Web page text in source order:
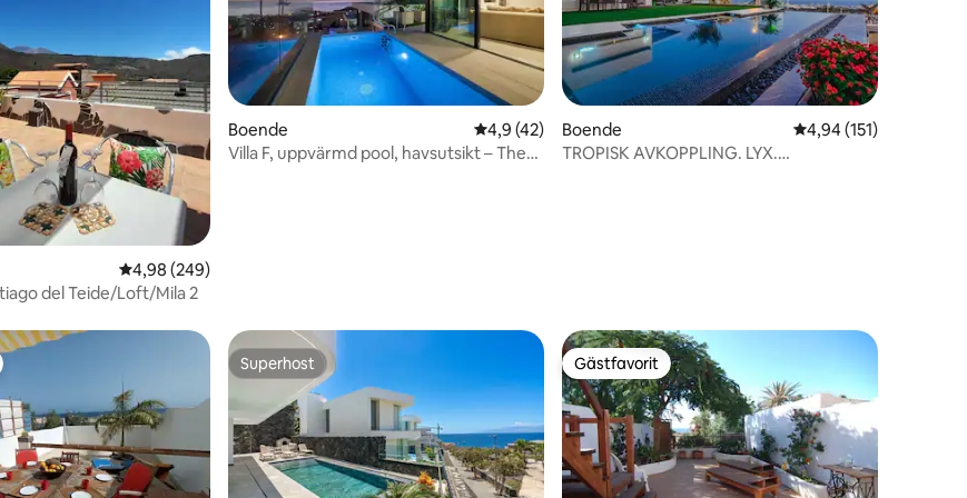
28 omdömen
4,98 av 5 i genomsnittligt betyg, 249 omdömen
4,98 (249)
del Teide/Loft/Mila 2
Boende 4,9 av 5 i genomsnittligt betyg, 42 omdömen
4,9 (42)
Villa F, uppvärmd pool, havsutsikt – The
Boende 4,94 av 5 i
4,94 (151)
TROPISK AVKOPPLING. LYX.
Superhost
Superhost Gästfavorit
Gästfavorit